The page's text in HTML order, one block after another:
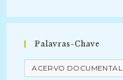
Palavras-Chave
ACERVO DOCUMENTAL